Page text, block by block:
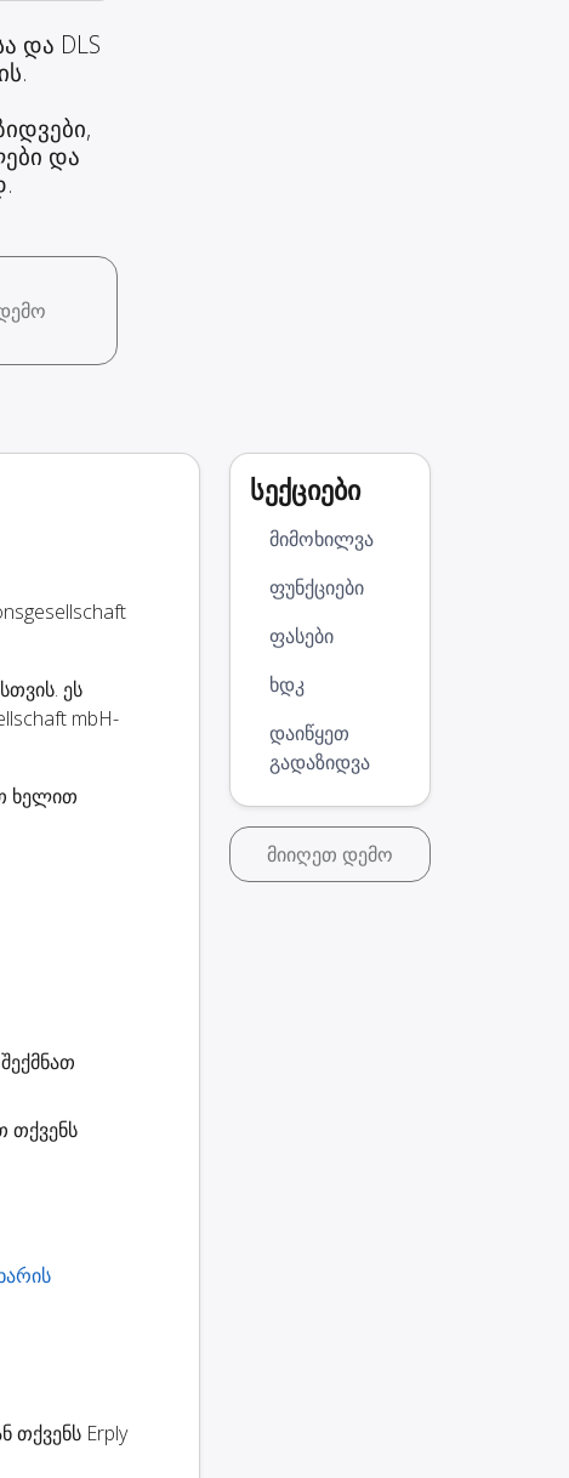
და DLS
და
ეს
mbH-
ხელით
შექმნათ
თქვენს
თქვენს Erply
სექციები
მიმოხილვა
ფუნქციები
ფასები
ხდკ
დაიწყეთ
გადაზიდვა
მიიღეთ დემო